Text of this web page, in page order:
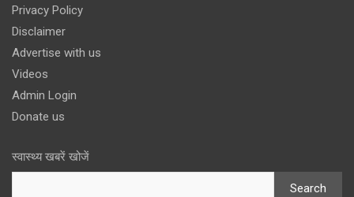
Privacy Policy
Disclaimer
Advertise with us
Videos
Admin Login
Donate us
स्वास्थ्य खबरें खोजें
Search